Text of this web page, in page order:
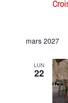
mars 2027
LUN
22